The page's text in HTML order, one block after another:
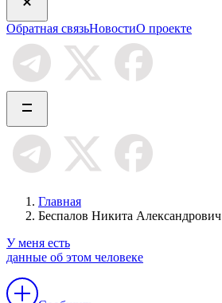
Обратная связьНовостиО проекте
Главная
Беспалов Никита Александрович
У меня есть
данные об этом человеке